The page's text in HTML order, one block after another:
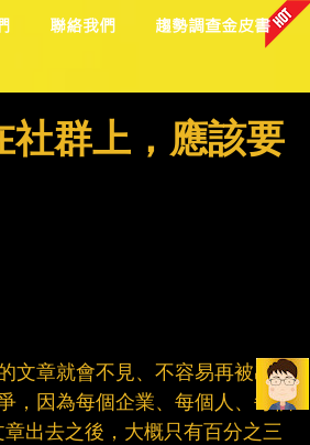
聯絡我們 趨勢調查金皮書
社群上，應該要
文章就會不見、不容易再被出
，因為每個企業、每個人、每個
出去之後，大概只有百分之三